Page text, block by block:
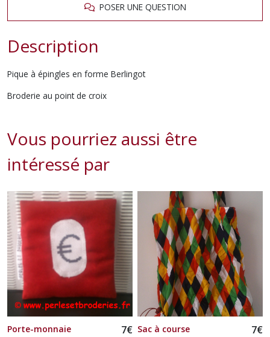
POSER UNE QUESTION
Description
Pique à épingles en forme Berlingot
Broderie au point de croix
Vous pourriez aussi être
intéressé par
Porte-monnaie 7€ Sac à course 7€